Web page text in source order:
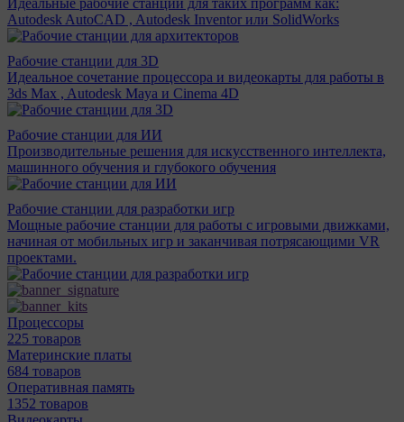
Идеальные рабочие станции для таких программ как:
Autodesk AutoCAD , Autodesk Inventor или SolidWorks
Рабочие станции для 3D
Идеальное сочетание процессора и видеокарты для работы в
3ds Max , Autodesk Maya и Cinema 4D
Рабочие станции для ИИ
Производительные решения для искусственного интеллекта,
машинного обучения и глубокого обучения
Рабочие станции для разработки игр
Мощные рабочие станции для работы с игровыми движками,
начиная от мобильных игр и заканчивая потрясающими VR
проектами.
Процессоры
225 товаров
Материнcкие платы
684 товаров
Оперативная память
1352 товаров